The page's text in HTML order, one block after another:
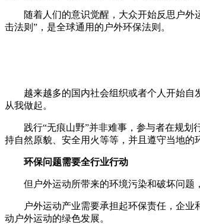
随着人们的意识觉醒，大众开始反思户
击法则”，是全球通用的户外环保法则。
越来越多的国内社会组织或者个人开始
从我做起。
践行“无痕山野”并非难事，参与者在规
持自然原貌、安全用火等等，并且遵守当地的
环保问题需要全行业行动
但户外运动所带来的环境污染和破坏问题
户外运动产业需要承担起环保责任，企
动户外运动的绿色发展。